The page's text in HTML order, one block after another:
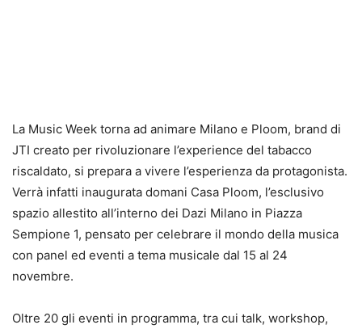
La Music Week torna ad animare Milano e Ploom, brand di
JTI creato per rivoluzionare l’experience del tabacco
riscaldato, si prepara a vivere l’esperienza da protagonista.
Verrà infatti inaugurata domani Casa Ploom, l’esclusivo
spazio allestito all’interno dei Dazi Milano in Piazza
Sempione 1, pensato per celebrare il mondo della musica
con panel ed eventi a tema musicale dal 15 al 24
novembre.
Oltre 20 gli eventi in programma, tra cui talk, workshop,